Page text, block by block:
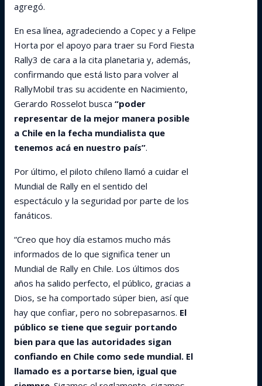
agregó.
En esa línea, agradeciendo a Copec y a Felipe
Horta por el apoyo para traer su Ford Fiesta
Rally3 de cara a la cita planetaria y, además,
confirmando que está listo para volver al
RallyMobil tras su accidente en Nacimiento,
Gerardo Rosselot busca “poder
representar de la mejor manera posible
a Chile en la fecha mundialista que
tenemos acá en nuestro país”.
Por último, el piloto chileno llamó a cuidar el
Mundial de Rally en el sentido del
espectáculo y la seguridad por parte de los
fanáticos.
“Creo que hoy día estamos mucho más
informados de lo que significa tener un
Mundial de Rally en Chile. Los últimos dos
años ha salido perfecto, el público, gracias a
Dios, se ha comportado súper bien, así que
hay que confiar, pero no sobrepasarnos. El
público se tiene que seguir portando
bien para que las autoridades sigan
confiando en Chile como sede mundial. El
llamado es a portarse bien, igual que